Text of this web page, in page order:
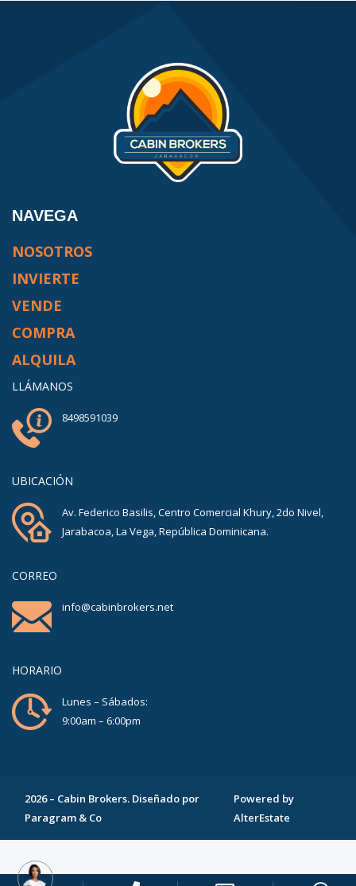
NAVEGA
NOSOTROS
INVIERTE
VENDE
COMPRA
ALQUILA
LLÁMANOS
8498591039
UBICACIÓN
Av. Federico Basilis, Centro Comercial Khury, 2do Nivel,
Jarabacoa, La Vega, República Dominicana.
CORREO
info@cabinbrokers.net
HORARIO
Lunes – Sábados:
9:00am – 6:00pm
2026– Cabin Brokers. Diseñado por
Paragram & Co
Powered by
AlterEstate